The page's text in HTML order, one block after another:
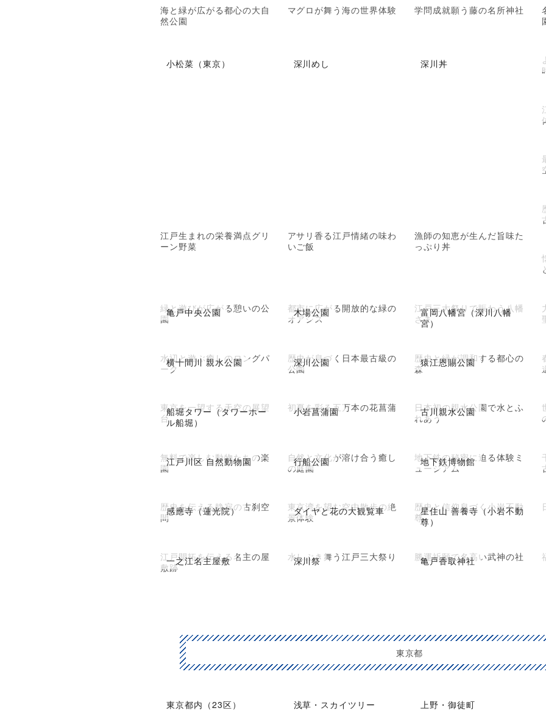
海と緑が広がる都心の大自
然公園
マグロが舞う海の世界体験 学問成就願う藤の名所神社
小松菜（東京）
江戸生まれの栄養満点グリ
ーン野菜
深川めし
アサリ香る江戸情緒の味わ
いご飯
深川丼
漁師の知恵が生んだ旨味た
っぷり丼
亀戸中央公園
緑と遊びが広がる憩いの公
園
木場公園
都市に広がる開放的な緑の
オアシス
富岡八幡宮（深川八幡
宮）
江戸三大祭りで賑わう八幡
さま
横十間川 親水公園
水辺と遊ぶ癒しのロングパ
ーク
深川公園
歴史が息づく日本最古級の
公園
猿江恩賜公園
歴史と緑が調和する都心の
森
船堀タワー（タワーホー
ル船堀）
東京を一望する天空の展望
台
小岩菖蒲園
初夏を彩る五万本の花菖蒲 古川親水公園
日本初の親水公園で水とふ
れあう
江戸川区 自然動物園
無料で楽しむ動物たちの楽
園
行船公園
自然と文化が溶け合う癒し
の庭園
地下鉄博物館
地下鉄の秘密に迫る体験ミ
ュージアム
感應寺（蓮光院）
歴史を伝える静寂の古刹空
間
ダイヤと花の大観覧車
東京湾を望む空中散歩の絶
景体験
星住山 善養寺（小岩不動
尊）
歴史と信仰息づく小岩不動
尊
一之江名主屋敷
江戸開拓を伝える名主の屋
敷跡
深川祭
水しぶき舞う江戸三大祭り 亀戸香取神社
勝運祈願で名高い武神の社
東京都
東京都内（23区） 浅草・スカイツリー 上野・御徒町